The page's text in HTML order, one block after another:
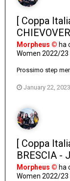
[ Coppa
Morpheus © ha
Women 2022/23
Prossimo step
January 22, 2023
[ Coppa
BRESCIA -
Morpheus © ha
Women 2022/23